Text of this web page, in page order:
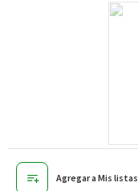
Agregar a Mis listas